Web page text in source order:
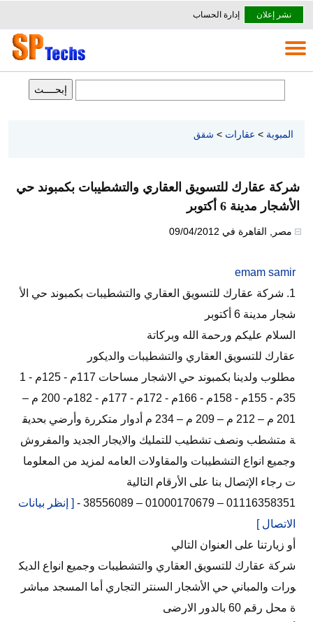
نشر إعلان إدارة الحساب
المبوبة > عقارات > شقق
شركة عقارك للتسويق العقاري والتشطيبات بكمبوند حي
الأشجار مدينة 6 أكتوبر
مصر القاهرة في 09/04/2012
emam samir
1. شركة عقارك للتسويق العقاري والتشطيبات بكمبوند حي الأ
شجار مدينة 6 أكتوبر
السلام عليكم ورحمة الله وبركاتة
عقارك للتسويق العقاري والتشطيبات والديكور
مطلوب ولدينا بكمبوند حي الاشجار مساحات 117م - 125م - 1
35م - 155م - 158م - 166م - 172م - 177م - 182م- 200 م –
201 م – 212 م – 209 م – 234 م أدوار متكررة وأرضي بحديق
ة متشطب ونصف تشطيب للتمليك والايجار الجديد والمفروش
وجميع انواع التشطيبات والمقاولات العامه لمزيد من المعلوما
ت رجاء الإتصال بنا على الأرقام التالية
01116358351 – 01000170679 – 38556089 -
[ إنظر بيانات
الاتصال ]
أو زيارتنا على العنوان التالي
شركة عقارك للتسويق العقاري والتشطيبات وجميع انواع الديك
ورات والمباني حي الأشجار السنتر التجاري أما المسجد مباشر
ة محل رقم 60 بالدور الارضى